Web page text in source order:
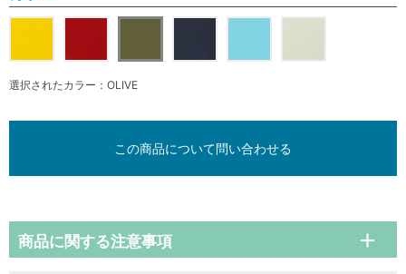
選択されたカラー：OLIVE
この商品について問い合わせる
商品に関する注意事項